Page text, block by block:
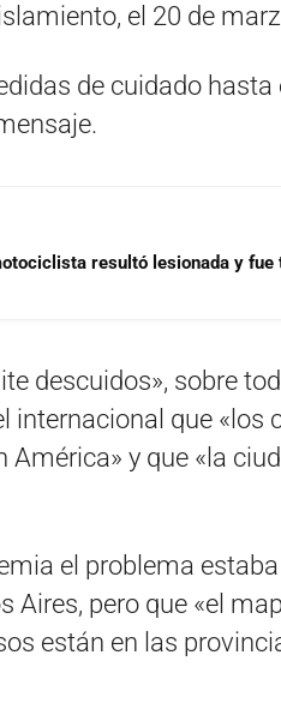
el 20 de
de cuidado hasta
resultó lesionada y fue
descuidos», sobre
internacional que «los
y que «la
el problema
Aires, pero que «el
están en las